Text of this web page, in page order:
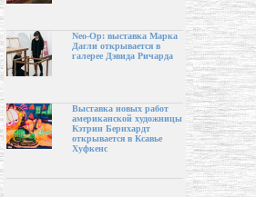
Neo-Op: выставка Марка
Дагли открывается в
галерее Дэвида Ричарда
Выставка новых работ
американской художницы
Кэтрин Бернхардт
открывается в Ксавье
Хуфкенс